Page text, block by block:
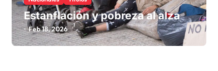
Estanflación y pobreza al alza
Feb 18, 2026